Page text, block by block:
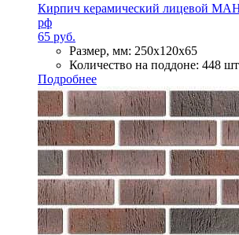
Кирпич керамический лицевой
рф
65 руб.
Размер, мм: 250х120х65
Количество на поддоне: 448 шт
Подробнее